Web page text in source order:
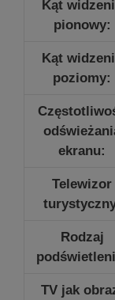
Kąt
pionowy:
Kąt
poziomy:
ekranu:
Telewizor
Rodzaj
TV jak